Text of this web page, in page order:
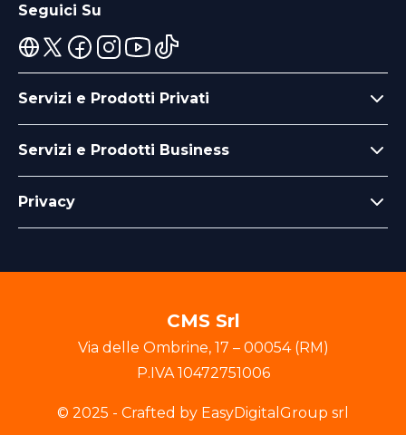
Seguici Su
Servizi e Prodotti Privati
Servizi e Prodotti Business
Privacy
CMS Srl
Via delle Ombrine, 17 – 00054(RM)
P.IVA 10472751006
© 2025 - Crafted by EasyDigitalGroup srl